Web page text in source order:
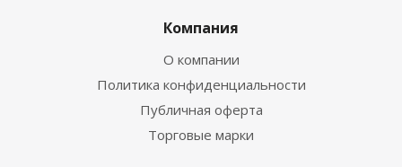
Компания
О компании
Политика конфиденциальности
Публичная оферта
Торговые марки